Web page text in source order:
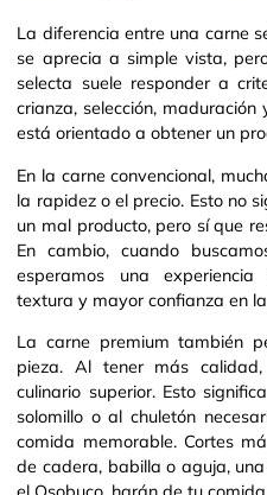
La diferencia entre una carne
se aprecia a simple vista,
selecta suele responder a
crianza, selección, maduración
está orientado a obtener un
En la carne convencional,
la rapidez o el precio. Esto no
un mal producto, pero sí que
En cambio, cuando
esperamos una
textura y mayor confianza en
La carne premium también
pieza. Al tener más
culinario superior. Esto
solomillo o al chuletón
comida memorable. Cortes
de cadera, babilla o aguja,